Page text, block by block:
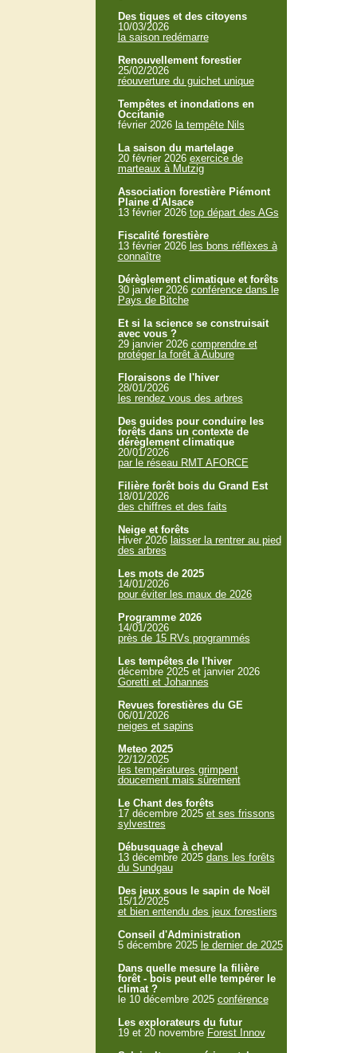
Des tiques et des citoyens
10/03/2026
la saison redémarre
Renouvellement forestier
25/02/2026
réouverture du guichet unique
Tempêtes et inondations en
Occitanie
février 2026 la tempête Nils
La saison du martelage
20 février 2026 exercice de
marteaux à Mutzig
Association forestière Piémont
Plaine d'Alsace
13 février 2026 top départ des AGs
Fiscalité forestière
13 février 2026 les bons réflèxes à
connaître
Dérèglement climatique et forêts
30 janvier 2026 conférence dans le
Pays de Bitche
Et si la science se construisait
avec vous ?
29 janvier 2026 comprendre et
protéger la forêt à Aubure
Floraisons de l'hiver
28/01/2026
les rendez vous des arbres
Des guides pour conduire les
forêts dans un contexte de
dérèglement climatique
20/01/2026
par le réseau RMT AFORCE
Filière forêt bois du Grand Est
18/01/2026
des chiffres et des faits
Neige et forêts
Hiver 2026 laisser la rentrer au pied
des arbres
Les mots de 2025
14/01/2026
pour éviter les maux de 2026
Programme 2026
14/01/2026
près de 15 RVs programmés
Les tempêtes de l'hiver
décembre 2025 et janvier 2026
Goretti et Johannes
Revues forestières du GE
06/01/2026
neiges et sapins
Meteo 2025
22/12/2025
les températures grimpent
doucement mais sûrement
Le Chant des forêts
17 décembre 2025 et ses frissons
sylvestres
Débusquage à cheval
13 décembre 2025 dans les forêts
du Sundgau
Des jeux sous le sapin de Noël
15/12/2025
et bien entendu des jeux forestiers
Conseil d'Administration
5 décembre 2025 le dernier de 2025
Dans quelle mesure la filière
forêt - bois peut elle tempérer le
climat ?
le 10 décembre 2025 conférence
Les explorateurs du futur
19 et 20 novembre Forest Innov